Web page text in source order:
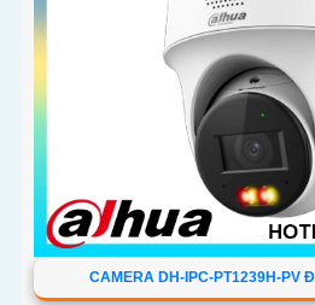
CAMERA DH-IPC-PT1239H-PV